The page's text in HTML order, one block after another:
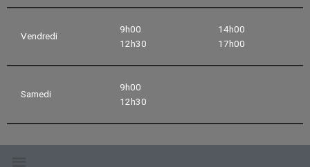
Vendredi
9h00
12h30
14h00
17h00
Samedi
9h00
12h30